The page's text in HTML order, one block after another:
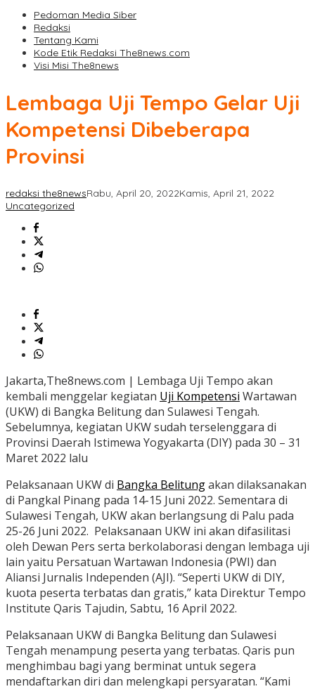
Pedoman Media Siber
Redaksi
Tentang Kami
Kode Etik Redaksi The8news.com
Visi Misi The8news
Lembaga Uji Tempo Gelar Uji
Kompetensi Dibeberapa
Provinsi
redaksi the8newsRabu, April 20, 2022Kamis, April 21, 2022
Uncategorized
Jakarta,The8news.com | Lembaga Uji Tempo akan
kembali menggelar kegiatan Uji Kompetensi Wartawan
(UKW) di Bangka Belitung dan Sulawesi Tengah.
Sebelumnya, kegiatan UKW sudah terselenggara di
Provinsi Daerah Istimewa Yogyakarta (DIY) pada 30 – 31
Maret 2022 lalu
Pelaksanaan UKW di Bangka Belitungakan dilaksanakan
di Pangkal Pinang pada 14-15 Juni 2022. Sementara di
Sulawesi Tengah, UKW akan berlangsung di Palu pada
25-26 Juni 2022. Pelaksanaan UKW ini akan difasilitasi
oleh Dewan Pers serta berkolaborasi dengan lembaga uji
lain yaitu Persatuan Wartawan Indonesia (PWI) dan
Aliansi Jurnalis Independen (AJI). “Seperti UKW di DIY,
kuota peserta terbatas dan gratis,” kata Direktur Tempo
Institute Qaris Tajudin, Sabtu, 16 April 2022.
Pelaksanaan UKW di Bangka Belitung dan Sulawesi
Tengah menampung peserta yang terbatas. Qaris pun
menghimbau bagi yang berminat untuk segera
mendaftarkan diri dan melengkapi persyaratan. “Kami